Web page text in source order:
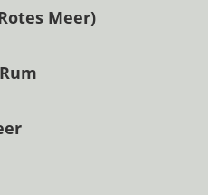
Meer)